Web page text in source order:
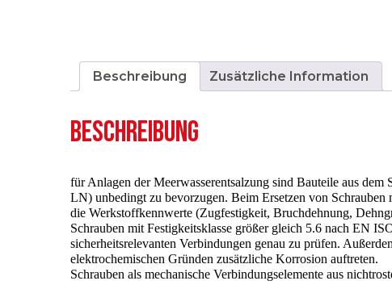
Beschreibung Zusätzliche Information
BESCHREIBUNG
für Anlagen der Meerwasserentsalzung sind Bauteile aus
LN) unbedingt zu bevorzugen. Beim Ersetzen von
die Werkstoffkennwerte (Zugfestigkeit, Bruchdehnung,
Schrauben mit Festigkeitsklasse größer gleich 5.6 nach EN
sicherheitsrelevanten Verbindungen genau zu prüfen.
elektrochemischen Gründen zusätzliche Korrosion auftreten.
Schrauben als mechanische Verbindungselemente aus